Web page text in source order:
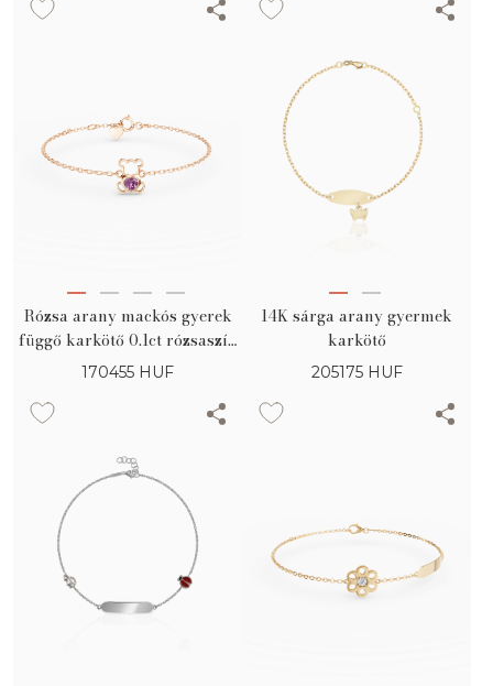
Rózsa arany mackós gyerek
függő karkötő 0.1ct rózsaszín
zafírral
170455 HUF
14K sárga arany gyermek
karkötő
205175 HUF